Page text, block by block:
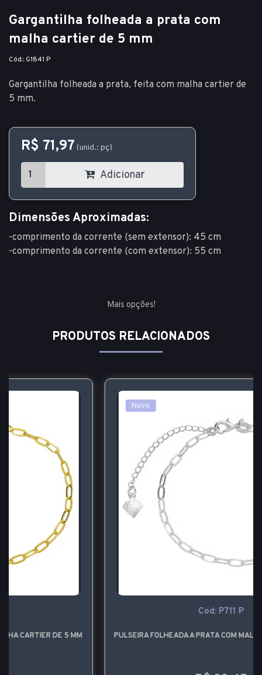
Gargantilha folheada a prata com
malha cartier de 5 mm
Cód.: G1841 P
Gargantilha folheada a prata, feita com malha cartier de
5 mm.
R$ 71,97 (unid.: pç)
Adicionar
Dimensões Aproximadas:
-comprimento da corrente (sem extensor): 45 cm
-comprimento da corrente (com extensor): 55 cm
Mais opções!
PRODUTOS RELACIONADOS
PULSEIRA FOLHEADA A PRATA COM MALHA CARTIER DE 5 MM